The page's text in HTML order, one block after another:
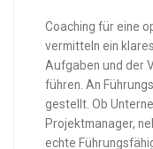
Coaching für eine
vermitteln ein
Aufgaben und der
führen. An
gestellt. Ob
Projektmanager,
echte